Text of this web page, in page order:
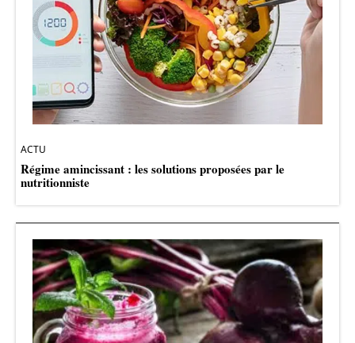
ACTU
Régime amincissant : les solutions proposées par le
nutritionniste